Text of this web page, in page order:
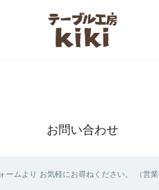
お問い合わせ
ームより お気軽にお尋ねください。 （営